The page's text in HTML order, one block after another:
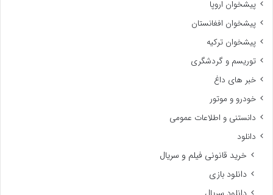
پیشخوان اروپا
پیشخوان افغانستان
پیشخوان ترکیه
توریسم و گردشگری
خبر های داغ
خودرو و موتور
دانستنی و اطلاعات عمومی
دانلود
خرید قانونی فیلم و سریال
دانلود بازی